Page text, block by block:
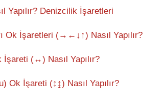
Yapılır? Denizcilik İşaretleri
Ok İşaretleri (→←↓↑) Nasıl Yapılır?
(↔) Nasıl Yapılır?
Ok İşareti (↕↨) Nasıl Yapılır?